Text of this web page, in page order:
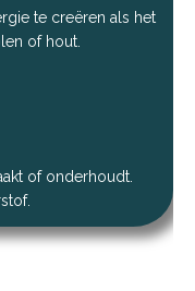
te creëren als het
of hout.
of onderhoudt.